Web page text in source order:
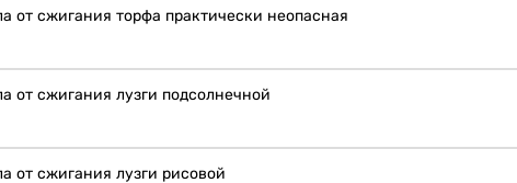
от сжигания торфа практически неопасная
от сжигания лузги подсолнечной
от сжигания лузги рисовой